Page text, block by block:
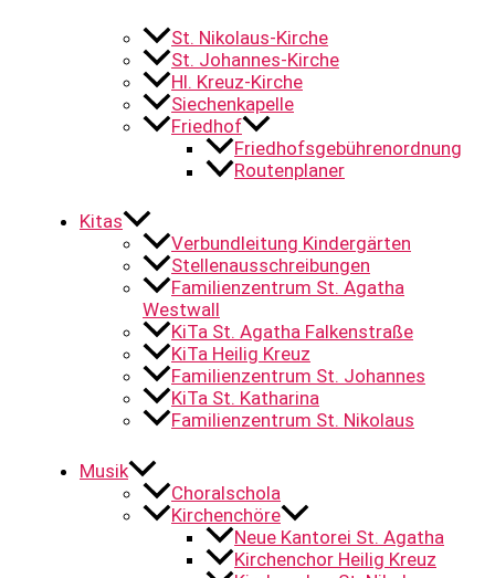
St. Nikolaus-Kirche
St. Johannes-Kirche
Hl. Kreuz-Kirche
Siechenkapelle
Friedhof
Friedhofsgebührenordnung
Routenplaner
Kitas
Verbundleitung Kindergärten
Stellenausschreibungen
Familienzentrum St. Agatha
Westwall
KiTa St. Agatha Falkenstraße
KiTa Heilig Kreuz
Familienzentrum St. Johannes
KiTa St. Katharina
Familienzentrum St. Nikolaus
Musik
Choralschola
Kirchenchöre
Neue Kantorei St. Agatha
Kirchenchor Heilig Kreuz